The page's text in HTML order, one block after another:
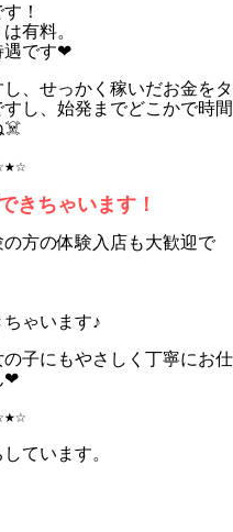
！
有料。
遇です❤︎
、せっかく稼いだお金をタ
し、始発までどこかで時間
☠️
きちゃいます！
方の体験入店も大歓迎で
ゃいます♪
子にもやさしく丁寧にお仕
❤︎
ています。